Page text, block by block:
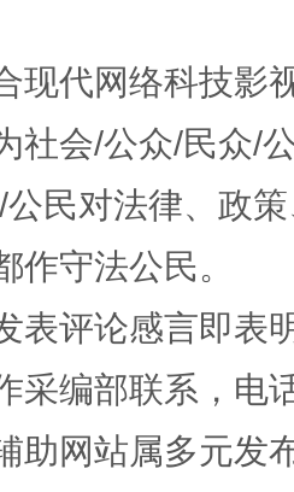
腐交织难题 养老服
现代网络科技影
社会/公众/民众/
民对法律、政
作守法公民。
表评论感言即表
采编部联系，电
助网站属多元发